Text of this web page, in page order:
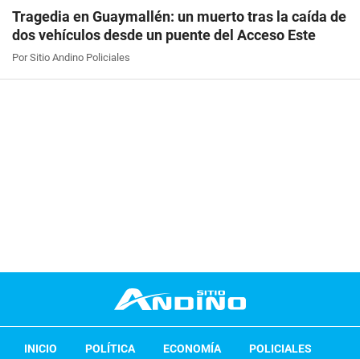
Tragedia en Guaymallén: un muerto tras la caída de
dos vehículos desde un puente del Acceso Este
Por Sitio Andino Policiales
INICIO POLÍTICA ECONOMÍA POLICIALES